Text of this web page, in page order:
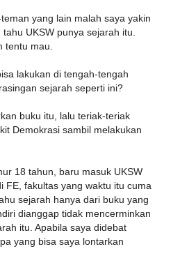
yang lain malah saya yakin
UKSW punya sejarah itu.
tentu mau.
lakukan di tengah-tengah
sejarah seperti ini?
buku itu, lalu teriak-teriak
Demokrasi sambil melakukan
18 tahun, baru masuk UKSW
FE, fakultas yang waktu itu cuma
sejarah hanya dari buku yang
dianggap tidak mencerminkan
itu. Apabila saya didebat
yang bisa saya lontarkan